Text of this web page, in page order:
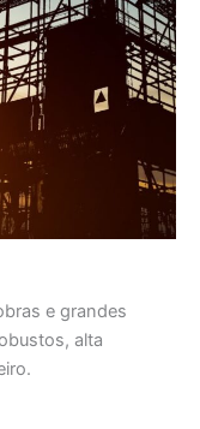
e grandes
alta